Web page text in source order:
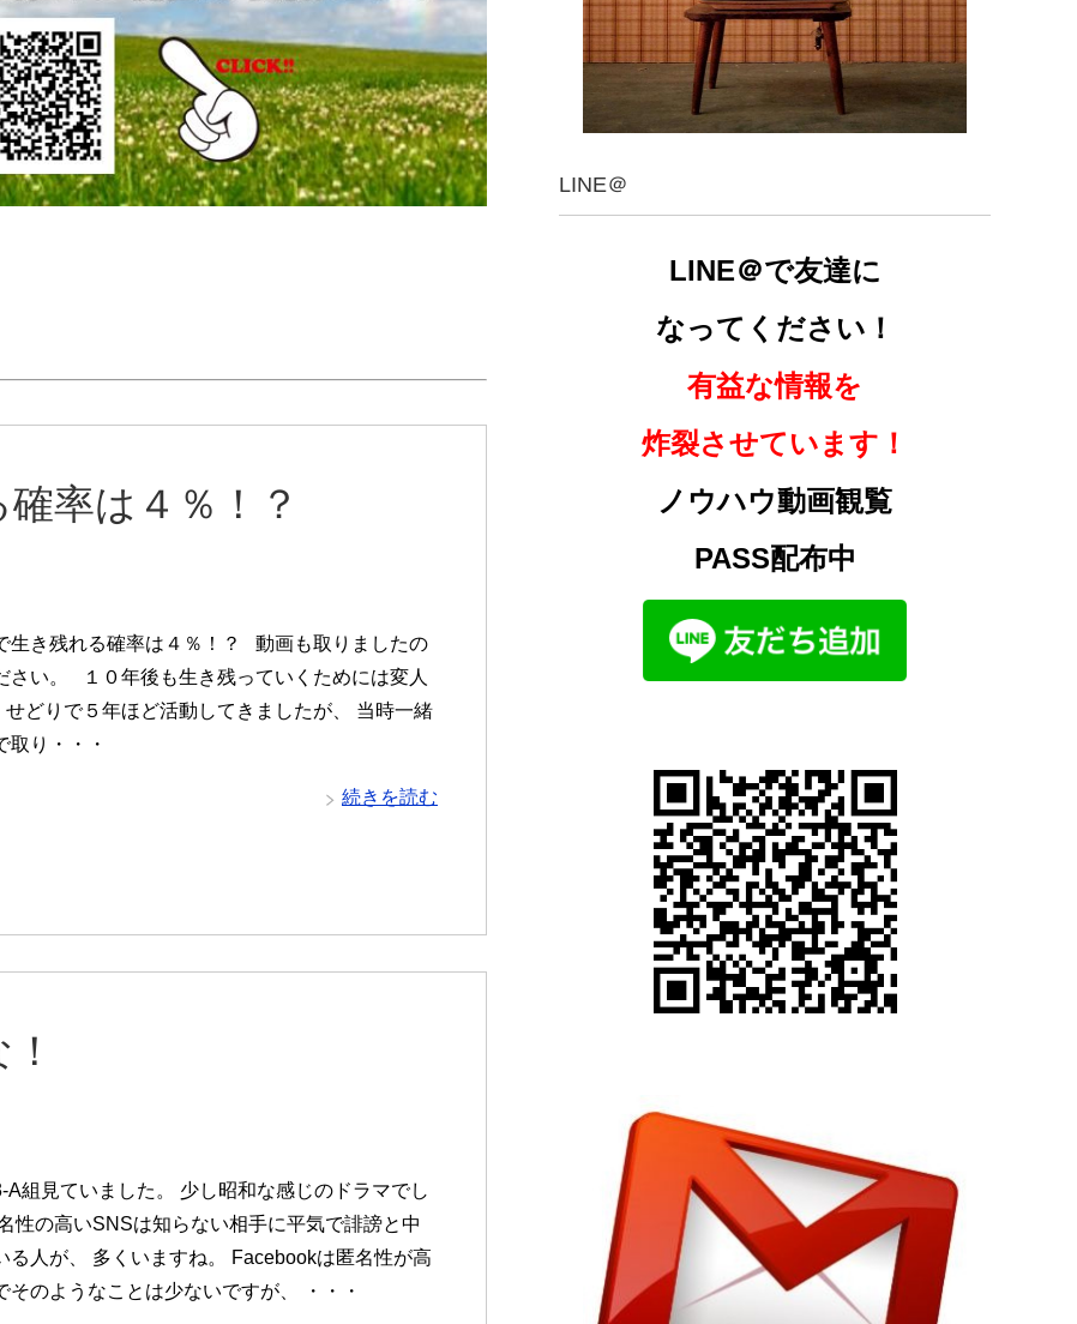
率は４％！？
生き残れる確率は４％！？ 動画も取りましたの
さい。 １０年後も生き残っていくためには変人
どりで５年ほど活動してきましたが、 当時一緒
取り・・・
続きを読む
A組見ていました。 少し昭和な感じのドラマでし
性の高いSNSは知らない相手に平気で誹謗と中
る人が、 多くいますね。 Facebookは匿名性が高
そのようなことは少ないですが、 ・・・
LINE＠
LINE＠で友達に
なってください！
有益な情報を
炸裂させています！
ノウハウ動画観覧
PASS配布中